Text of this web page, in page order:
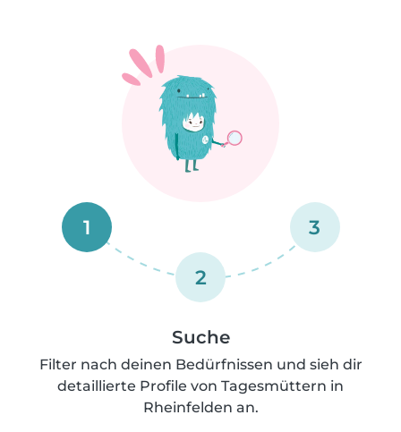
1
2
3
Suche
Filter nach deinen Bedürfnissen und sieh dir
detaillierte Profile von Tagesmüttern in
Rheinfelden an.